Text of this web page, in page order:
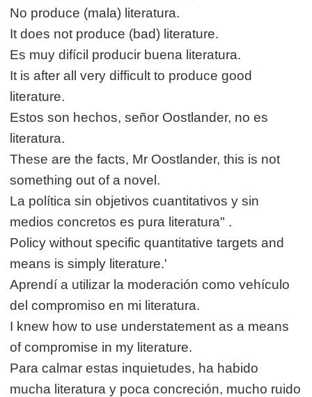
No produce (mala) literatura.
It does not produce (bad) literature.
Es muy difícil producir buena literatura.
It is after all very difficult to produce good
literature.
Estos son hechos, señor Oostlander, no es
literatura.
These are the facts, Mr Oostlander, this is not
something out of a novel.
La política sin objetivos cuantitativos y sin
medios concretos es pura literatura" .
Policy without specific quantitative targets and
means is simply literature.'
Aprendí a utilizar la moderación como vehículo
del compromiso en mi literatura.
I knew how to use understatement as a means
of compromise in my literature.
Para calmar estas inquietudes, ha habido
mucha literatura y poca concreción, mucho ruido